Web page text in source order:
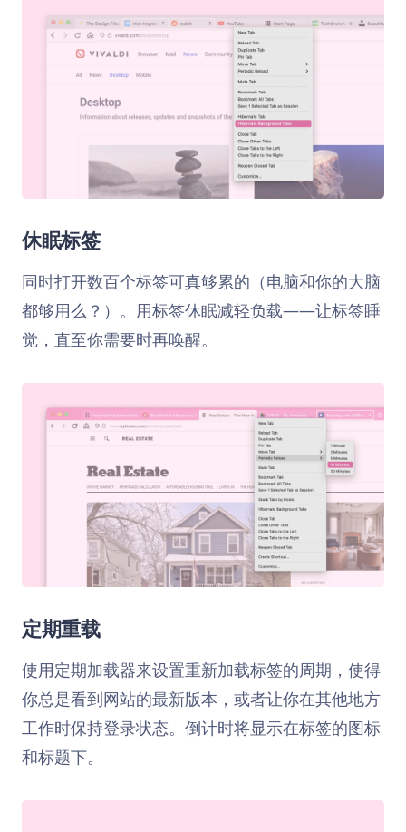
休眠标签
同时打开数百个标签可真够累的（电脑和你的大脑
都够用么？）。用标签休眠减轻负载——让标签睡
觉，直至你需要时再唤醒。
定期重载
使用定期加载器来设置重新加载标签的周期，使得
你总是看到网站的最新版本，或者让你在其他地方
工作时保持登录状态。倒计时将显示在标签的图标
和标题下。